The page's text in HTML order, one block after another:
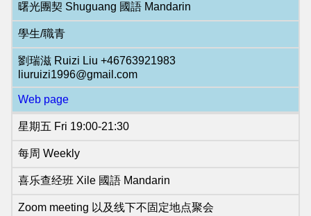
曙光團契 Shuguang 國語 Mandarin
學生/職青
劉瑞滋 Ruizi Liu +46763921983
liuruizi1996@gmail.com
Web page
星期五 Fri 19:00-21:30
每周 Weekly
喜乐查经班 Xile 國語 Mandarin
Zoom meeting 以及线下不固定地点聚会